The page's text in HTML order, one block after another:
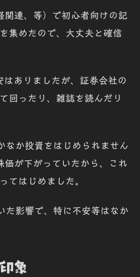
関連、等）で初心者向けの記
集めたので、大丈夫と確信
はありましたが、証券会社の
回ったり、雑誌を読んだり
なか投資をはじめられません
価が下がっていたから、これ
てはじめました。
た影響で、特に不安等はなか
象